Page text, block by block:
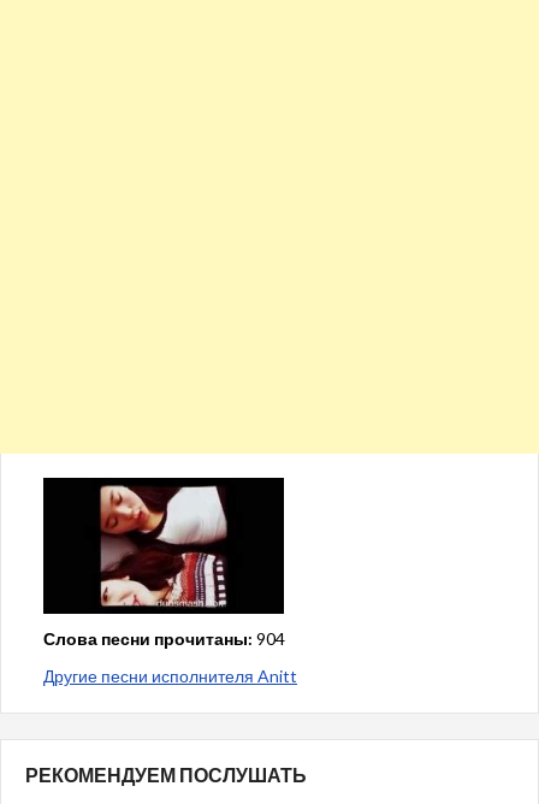
Слова песни прочитаны: 904
Другие песни исполнителя Anitt
РЕКОМЕНДУЕМ ПОСЛУШАТЬ